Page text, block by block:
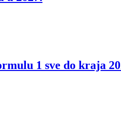
1 sve do kraja